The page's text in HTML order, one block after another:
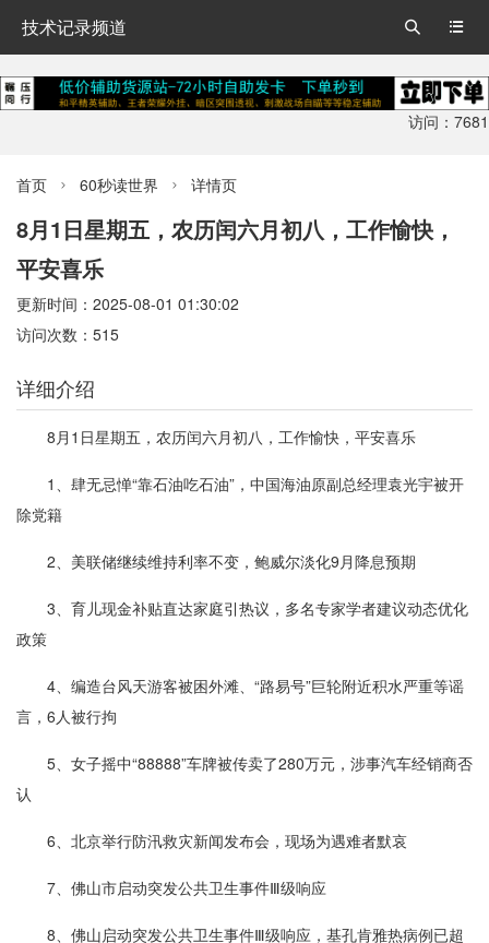
技术记录频道 

访问：7681
首页  60秒读世界  详情页
8月1日星期五，农历闰六月初八，工作愉快，
平安喜乐
更新时间：2025-08-01 01:30:02
访问次数：515
详细介绍
8月1日星期五，农历闰六月初八，工作愉快，平安喜乐
1、肆无忌惮“靠石油吃石油”，中国海油原副总经理袁光宇被开
除党籍
2、美联储继续维持利率不变，鲍威尔淡化9月降息预期
3、育儿现金补贴直达家庭引热议，多名专家学者建议动态优化
政策
4、编造台风天游客被困外滩、“路易号”巨轮附近积水严重等谣
言，6人被行拘
5、女子摇中“88888”车牌被传卖了280万元，涉事汽车经销商否
认
6、北京举行防汛救灾新闻发布会，现场为遇难者默哀
7、佛山市启动突发公共卫生事件Ⅲ级响应
8、佛山启动突发公共卫生事件Ⅲ级响应，基孔肯雅热病例已超